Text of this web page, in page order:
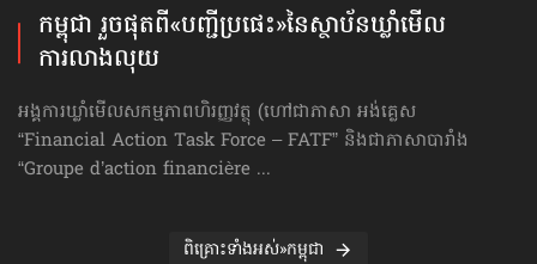
កម្ពុជា រួចផុតពី«បញ្ជីប្រផេះ»​នៃស្ថាប័ន​ឃ្លាំមើល​
ការលាងលុយ
អង្គការឃ្លាំមើលសកម្មភាពហិរញ្ញវត្ថុ (ហៅ​ជា​ភាសា អង់គ្លេស
“Financial Action Task Force – FATF” និងជាភាសាបារាំង
“Groupe d’action financière ...
ពិគ្រោះទាំងអស់»កម្ពុជា